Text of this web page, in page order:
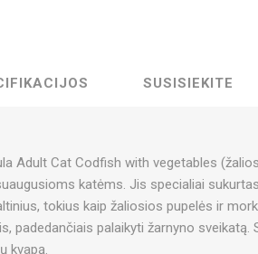
SUSISIEKITE
Adult Cat Codfish with vegetables
katėms. Jis specialiai
tokius kaip žaliosios pupelės ir
padedančiais palaikyti žarnyno
kvapą.